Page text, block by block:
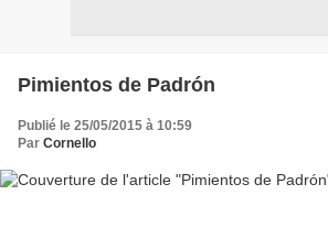
Pimientos de Padrón
Publié le 25/05/2015 à 10:59
Par Cornello